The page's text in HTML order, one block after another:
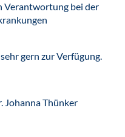
Verantwortung bei der
gern zur Verfügung.
Johanna Thünker